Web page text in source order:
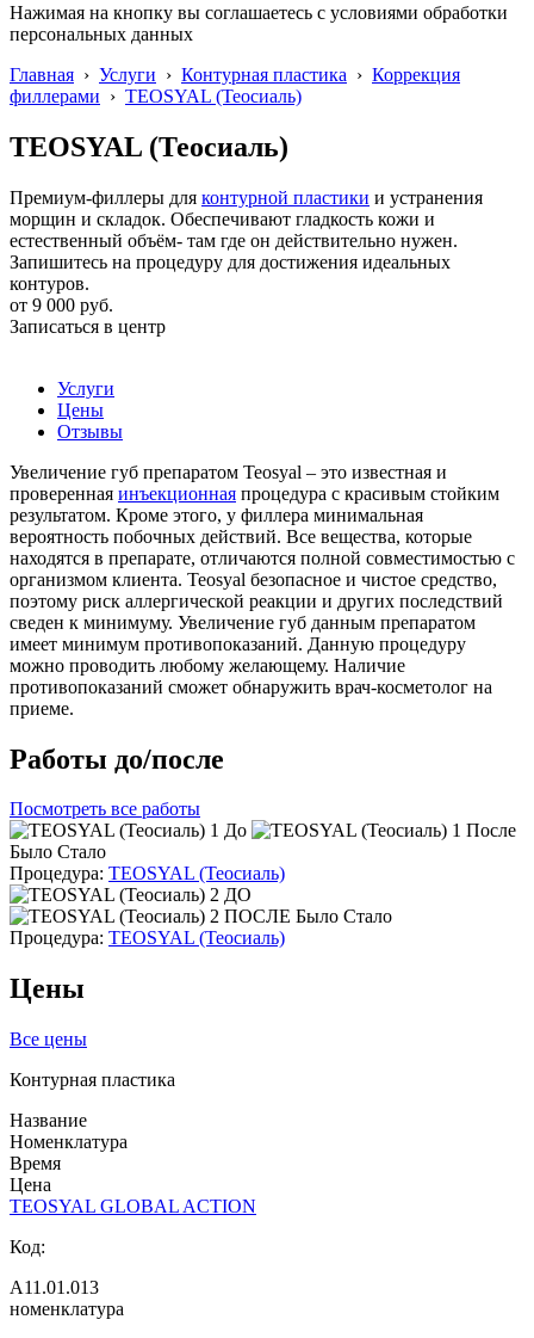
Нажимая на кнопку вы соглашаетесь с условиями обработки
персональных данных
Главная › Услуги › Контурная пластика › Коррекция
филлерами › TEOSYAL (Теосиаль)
TEOSYAL (Теосиаль)
Премиум-филлеры для контурной пластики и устранения
морщин и складок. Обеспечивают гладкость кожи и
естественный объём- там где он действительно нужен.
Запишитесь на процедуру для достижения идеальных
контуров.
от 9 000 руб.
Записаться в центр
Услуги
Цены
Отзывы
Увеличение губ препаратом Teosyal – это известная и
проверенная инъекционная процедура с красивым стойким
результатом. Кроме этого, у филлера минимальная
вероятность побочных действий. Все вещества, которые
находятся в препарате, отличаются полной совместимостью с
организмом клиента. Teosyal безопасное и чистое средство,
поэтому риск аллергической реакции и других последствий
сведен к минимуму. Увеличение губ данным препаратом
имеет минимум противопоказаний. Данную процедуру
можно проводить любому желающему. Наличие
противопоказаний сможет обнаружить врач-косметолог на
приеме.
Работы до/после
Посмотреть все работы
Было Стало
Процедура: TEOSYAL (Теосиаль)
Было Стало
Процедура: TEOSYAL (Теосиаль)
Цены
Все цены
Контурная пластика
Название
Номенклатура
Время
Цена
TEOSYAL GLOBAL ACTION
Код:
А11.01.013
номенклатура